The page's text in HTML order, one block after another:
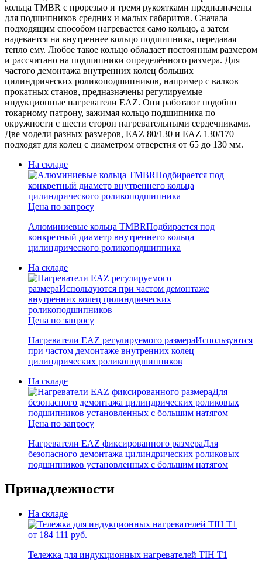
кольца TMBR с прорезью и тремя рукоятками предназначены
для подшипников средних и малых габаритов. Сначала
подходящим способом нагревается само кольцо, а затем
надевается на внутреннее кольцо подшипника, передавая
тепло ему. Любое такое кольцо обладает постоянным размером
и рассчитано на подшипники определённого размера. Для
частого демонтажа внутренних колец больших
цилиндрических роликоподшипников, например с валков
прокатных станов, предназначены регулируемые
индукционные нагреватели EAZ. Они работают подобно
токарному патрону, зажимая кольцо подшипника по
окружности с шести сторон нагревательными сердечниками.
Две модели разных размеров, EAZ 80/130 и EAZ 130/170
подходят для колец с диаметром отверстия от 65 до 130 мм.
На складе
Цена по запросу
Алюминиевые кольца TMBRПодбирается под
конкретный диаметр внутреннего кольца
цилиндрического роликоподшипника
На складе
Цена по запросу
Нагреватели EAZ регулируемого размераИспользуются
при частом демонтаже внутренних колец
цилиндрических роликоподшипников
На складе
Цена по запросу
Нагреватели EAZ фиксированного размераДля
безопасного демонтажа цилиндрических роликовых
подшипников установленных с большим натягом
Принадлежности
На складе
от 184 111 руб.
Тележка для индукционных нагревателей TIH T1